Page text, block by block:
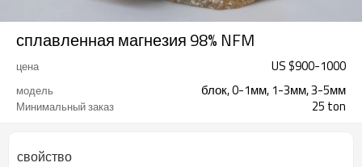
сплавленная магнезия 98% NFM
цена US $900-1000
модель блок, 0-1мм, 1-3мм, 3-5мм
Минимальный заказ 25 ton
свойство